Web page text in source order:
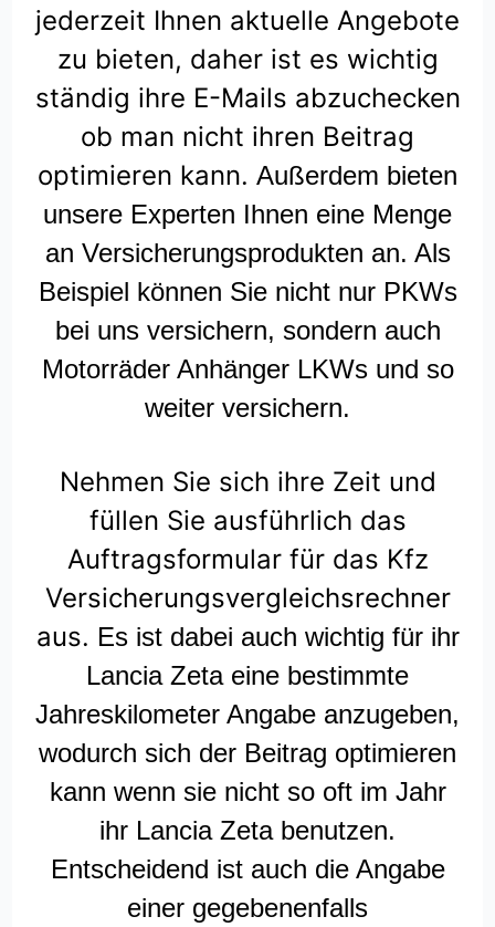
jederzeit Ihnen aktuelle Angebote
zu bieten, daher ist es wichtig
ständig ihre E-Mails abzuchecken
ob man nicht ihren Beitrag
optimieren kann. Außerdem bieten
unsere Experten Ihnen eine Menge
an Versicherungsprodukten an. Als
Beispiel können Sie nicht nur PKWs
bei uns versichern, sondern auch
Motorräder Anhänger LKWs und so
weiter versichern.
Nehmen Sie sich ihre Zeit und
füllen Sie ausführlich das
Auftragsformular für das Kfz
Versicherungsvergleichsrechner
aus. Es ist dabei auch wichtig für ihr
Lancia Zeta eine bestimmte
Jahreskilometer Angabe anzugeben,
wodurch sich der Beitrag optimieren
kann wenn sie nicht so oft im Jahr
ihr Lancia Zeta benutzen.
Entscheidend ist auch die Angabe
einer gegebenenfalls